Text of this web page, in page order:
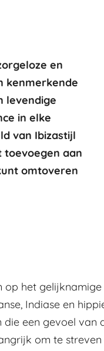
en
kenmerkende
levendige
in elke
van Ibizastijl
toevoegen aan
omtoveren
​​op het
Indiase en
een gevoel van
om te